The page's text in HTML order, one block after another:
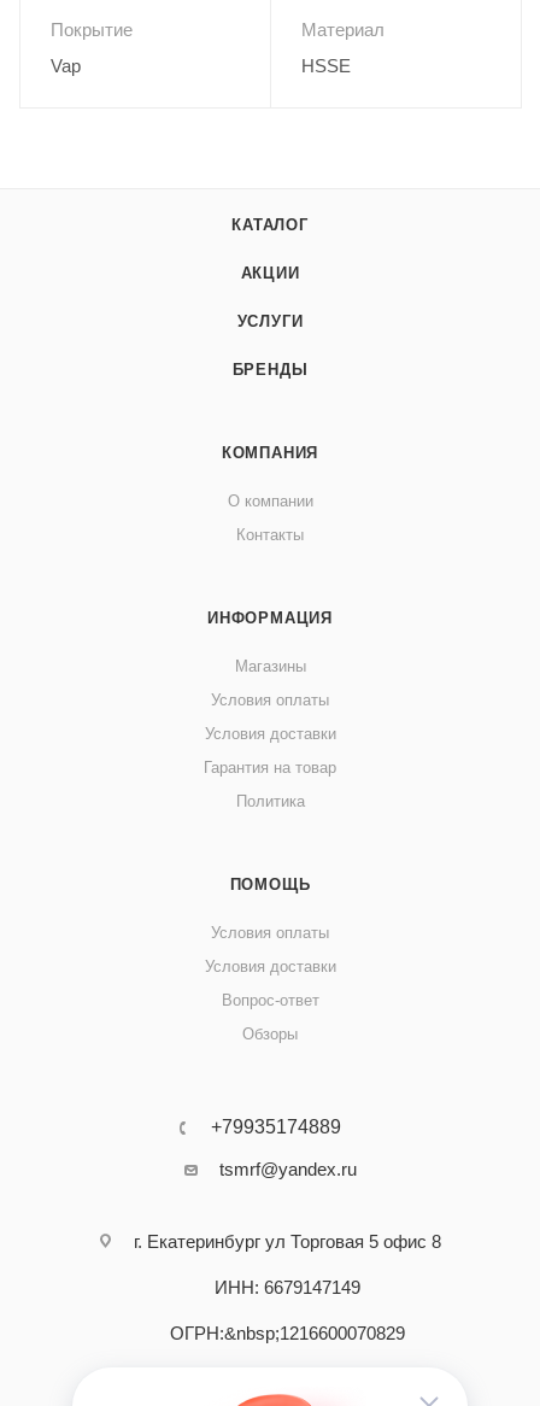
Покрытие
Vap
Материал
HSSE
КАТАЛОГ
АКЦИИ
УСЛУГИ
БРЕНДЫ
КОМПАНИЯ
О компании
Контакты
ИНФОРМАЦИЯ
Магазины
Условия оплаты
Условия доставки
Гарантия на товар
Политика
ПОМОЩЬ
Условия оплаты
Условия доставки
Вопрос-ответ
Обзоры
+79935174889
tsmrf@yandex.ru
г. Екатеринбург ул Торговая 5 офис 8
ИНН: 6679147149
ОГРН:&nbsp;1216600070829